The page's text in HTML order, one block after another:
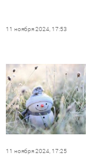
11 ноября 2024, 17:53
11 ноября 2024, 17:25